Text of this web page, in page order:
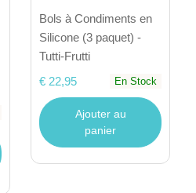
Bols à Condiments en
Silicone (3 paquet) -
Tutti-Frutti
€ 22,95
En Stock
Ajouter au
panier